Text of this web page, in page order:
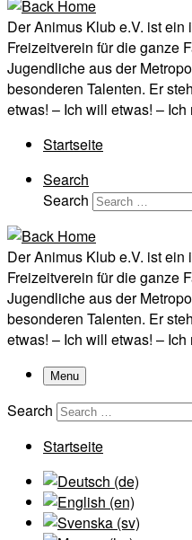
Der Animus Klub e.V. ist
Freizeitverein für die ganze
Jugendliche aus der
besonderen Talenten. Er
etwas! – Ich will etwas! – Ich
Startseite
Search
Search
Der Animus Klub e.V. ist
Freizeitverein für die ganze
Jugendliche aus der
besonderen Talenten. Er
etwas! – Ich will etwas! – Ich
Menu
Search
Startseite